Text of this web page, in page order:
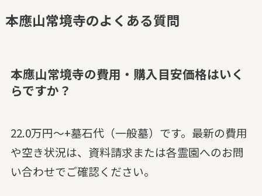
本應山常境寺のよくある質問
本應山常境寺の費用・購入目安価格はいく
らですか？
22.0万円～+墓石代（一般墓）です。最新の費用
や空き状況は、資料請求または各霊園へのお問
い合わせでご確認ください。